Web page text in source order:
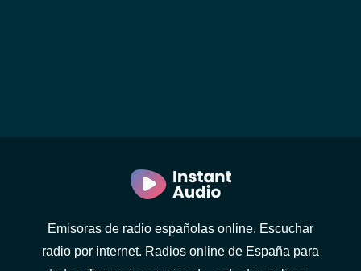
Emisoras de radio españolas online. Escuchar
radio por internet. Radios online de España para